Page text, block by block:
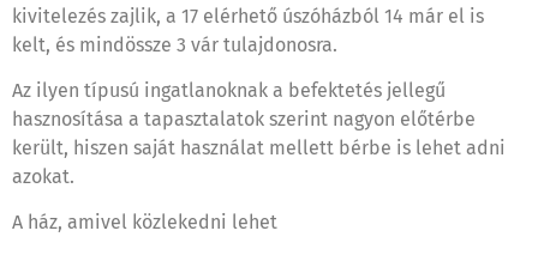
kivitelezés zajlik, a 17 elérhető úszóházból 14 már el is
kelt, és mindössze 3 vár tulajdonosra.
Az ilyen típusú ingatlanoknak a befektetés jellegű
hasznosítása a tapasztalatok szerint nagyon előtérbe
került, hiszen saját használat mellett bérbe is lehet adni
azokat.
A ház, amivel közlekedni lehet